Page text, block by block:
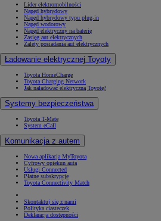
Lider elektromobilności
Napęd hybrydowy
Napęd hybrydowy typu plug-in
Napęd wodorowy
Napęd elektryczny na baterię
Zasięg aut elektrycznych
Zalety posiadania aut elektrycznych
Ładowanie elektrycznej Toyoty
Toyota HomeCharge
Toyota Charging Network
Jak naładować elektryczną Toyotę?
Systemy bezpieczeństwa
Toyota T-Mate
System eCall
Komunikacja z autem
Nowa aplikacja MyToyota
Cyfrowy opiekun auta
Usługi Connected
Płatne subskrypcje
Toyota Connectivity Match
Skontaktuj się z nami
Polityka ciasteczek
Deklaracja dostępności